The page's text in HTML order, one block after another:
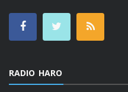
RADIO HARO